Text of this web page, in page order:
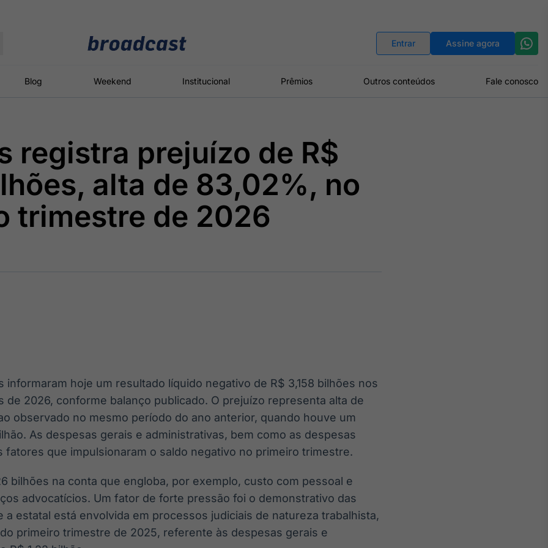
Entrar Assine agora
Blog Weekend Institucional Prêmios Outros conteúdos Fale conosco
Broadcast
Político
Os bastidores da
política em
Energia
O setor de
energia elétrica
no Brasil
Broadcast
White Label
Plataforma para
conteúdos
personalizados
Em breve Em breve
Em breve Em breve
Em breve
registra prejuízo de R$
alta de 83,02%, no
trimestre de 2026
informaram hoje um resultado líquido negativo de R$ 3,158 bilhões nos
de 2026, conforme balanço publicado. O prejuízo representa alta de
observado no mesmo período do ano anterior, quando houve um
As despesas gerais e administrativas, bem como as despesas
fatores que impulsionaram o saldo negativo no primeiro trimestre.
bilhões na conta que engloba, por exemplo, custo com pessoal e
advocatícios. Um fator de forte pressão foi o demonstrativo das
a estatal está envolvida em processos judiciais de natureza trabalhista,
primeiro trimestre de 2025, referente às despesas gerais e